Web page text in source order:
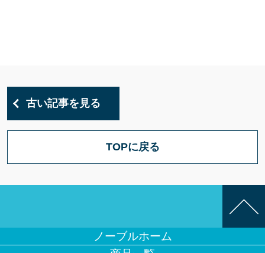
古い記事を見る
TOPに戻る
ノーブルホーム